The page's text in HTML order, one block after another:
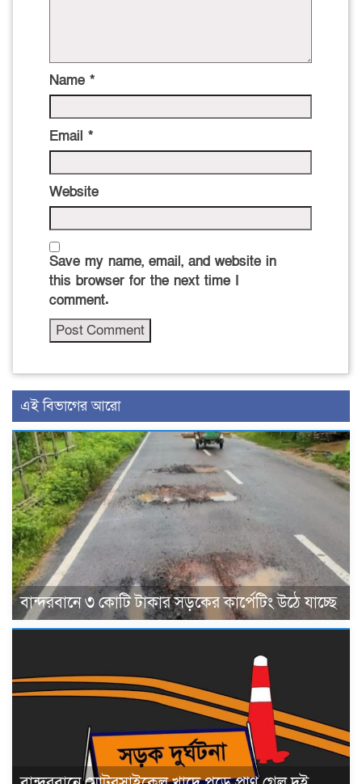
Name *
Email *
Website
Save my name, email, and website in
this browser for the next time I
comment.
এই বিভাগের আরো
বান্দরবানে ৩ কোটি টাকার সড়কের কার্পেটিং উঠে যাচ্ছে